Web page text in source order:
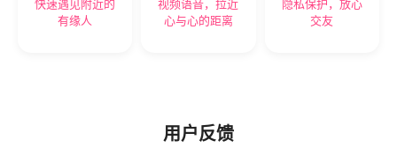
快速遇见附近的
有缘人
视频语音，拉近
心与心的距离
隐私保护，放心
交友
用户反馈